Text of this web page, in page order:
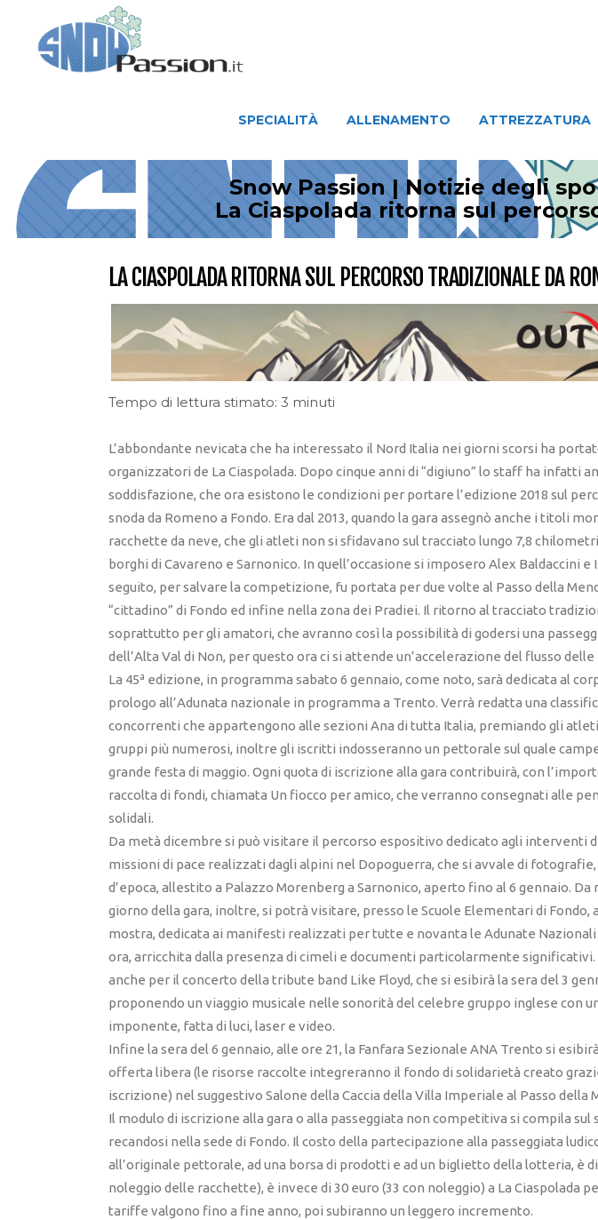
SPECIALITÀ ALLENAMENTO ATTREZZATURA
Snow Passion | Notizie degli
La Ciaspolada ritorna sul
LA CIASPOLADA RITORNA SUL PERCORSO TRADIZIONALE DA
Tempo di lettura stimato: 3 minuti
L’abbondante nevicata che ha interessato il Nord Italia nei giorni scorsi ha
organizzatori de La Ciaspolada. Dopo cinque anni di “digiuno” lo staff ha infatti
soddisfazione, che ora esistono le condizioni per portare l’edizione 2018 sul
snoda da Romeno a Fondo. Era dal 2013, quando la gara assegnò anche i titoli
racchette da neve, che gli atleti non si sfidavano sul tracciato lungo 7,8
borghi di Cavareno e Sarnonico. In quell’occasione si imposero Alex Baldaccini e
seguito, per salvare la competizione, fu portata per due volte al Passo della
“cittadino” di Fondo ed infine nella zona dei Pradiei. Il ritorno al tracciato
soprattutto per gli amatori, che avranno così la possibilità di godersi una
dell’Alta Val di Non, per questo ora ci si attende un’accelerazione del flusso
La 45ª edizione, in programma sabato 6 gennaio, come noto, sarà dedicata al
prologo all’Adunata nazionale in programma a Trento. Verrà redatta una
concorrenti che appartengono alle sezioni Ana di tutta Italia, premiando gli
gruppi più numerosi, inoltre gli iscritti indosseranno un pettorale sul quale
grande festa di maggio. Ogni quota di iscrizione alla gara contribuirà, con
raccolta di fondi, chiamata Un fiocco per amico, che verranno consegnati alle
solidali.
Da metà dicembre si può visitare il percorso espositivo dedicato agli interventi
missioni di pace realizzati dagli alpini nel Dopoguerra, che si avvale di
d’epoca, allestito a Palazzo Morenberg a Sarnonico, aperto fino al 6 gennaio. Da
giorno della gara, inoltre, si potrà visitare, presso le Scuole Elementari di Fondo,
mostra, dedicata ai manifesti realizzati per tutte e novanta le Adunate
ora, arricchita dalla presenza di cimeli e documenti particolarmente significativi.
anche per il concerto della tribute band Like Floyd, che si esibirà la sera del 3
proponendo un viaggio musicale nelle sonorità del celebre gruppo inglese con
imponente, fatta di luci, laser e video.
Infine la sera del 6 gennaio, alle ore 21, la Fanfara Sezionale ANA Trento si
offerta libera (le risorse raccolte integreranno il fondo di solidarietà creato
iscrizione) nel suggestivo Salone della Caccia della Villa Imperiale al Passo della
Il modulo di iscrizione alla gara o alla passeggiata non competitiva si compila sul
recandosi nella sede di Fondo. Il costo della partecipazione alla passeggiata
all’originale pettorale, ad una borsa di prodotti e ad un biglietto della lotteria, è di
noleggio delle racchette), è invece di 30 euro (33 con noleggio) a La Ciaspolada
tariffe valgono fino a fine anno, poi subiranno un leggero incremento.